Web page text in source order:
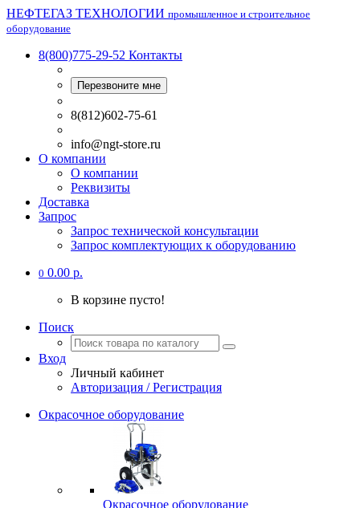
НЕФТЕГАЗ ТЕХНОЛОГИИ промышленное и строительное
оборудование
8(800)775-29-52 Контакты
Перезвоните мне
8(812)602-75-61
info@ngt-store.ru
О компании
О компании
Реквизиты
Доставка
Запрос
Запрос технической консультации
Запрос комплектующих к оборудованию
0 0.00 р.
В корзине пусто!
Поиск
Вход
Личный кабинет
Авторизация / Регистрация
Окрасочное оборудование
Окрасочное оборудование